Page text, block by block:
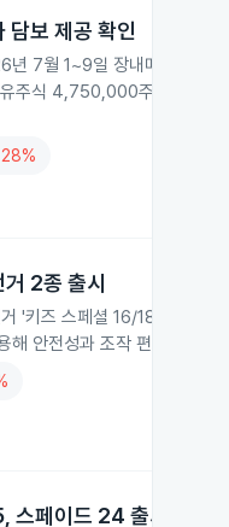
담보 제공 확인
년 7월 1~9일 장내매수로
주식 4,750,000주(34.37%)
2종 출시
'키즈 스페셜 16/18'과 '클래
해 안전성과 조작 편의성을 강
스페이드 24 출시